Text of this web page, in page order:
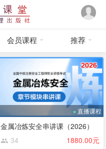
会员课程 推荐
直播课程
金属冶炼安全串讲课（2026）
34
1880.00元